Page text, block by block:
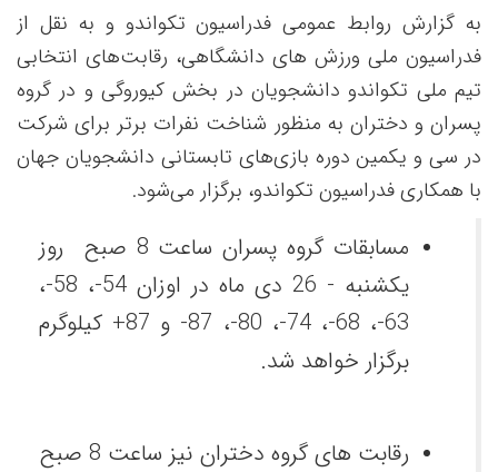
به گزارش روابط عمومی فدراسیون تکواندو و به نقل از
فدراسیون ملی ورزش های دانشگاهی، رقابت‌های انتخابی
تیم ملی تکواندو دانشجویان در بخش کیوروگی و در گروه
پسران و دختران به منظور شناخت نفرات برتر برای شرکت
در سی و یکمین دوره بازی‌های تابستانی دانشجویان جهان
با همکاری فدراسیون تکواندو، برگزار می‌شود.
مسابقات گروه پسران ساعت 8 صبح روز
یکشنبه - 26 دی ماه در اوزان 54-، 58-،
63-، 68-، 74-، 80-، 87- و 87+ کیلوگرم
برگزار خواهد شد.
رقابت های گروه دختران نیز ساعت 8 صبح